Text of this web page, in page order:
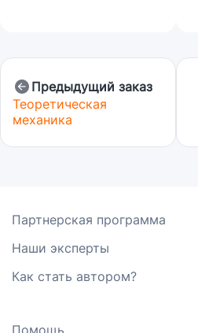
Предыдущий заказ
Теоретическая
механика
Партнерская программа
Наши эксперты
Как стать автором?
Помощь